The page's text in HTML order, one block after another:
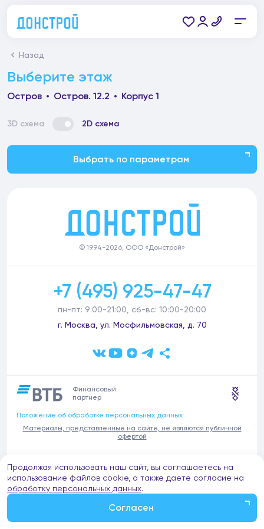
Назад
Выберите этаж
3D схема 2D схема
Выбрать по параметрам
Остров Остров. 12.2 Корпус 1
© 1994-2026, ООО «Донстрой»
+7 (495) 925-47-47
пн-пт: 9:00-21:00, сб-вс: 10:00-20:00
г. Москва, ул. Мосфильмовская, д. 70
Финансовый
партнер
Положение об обработке персональных данных
Материалы, представленные на сайте, не являются публичной
офертой
имени компании Донстрой (проведения ремонтов, продажи
отделочных материалов и т.п.), обращаем внимание на то, что
компания Донстрой не оказывает таких услуг, не имеет
представительств такого профиля и не обращается к частным
Продолжая использовать наш сайт, вы соглашаетесь на
использование файлов cookie, а также даете согласие на
обработку персональных данных.
Согласен